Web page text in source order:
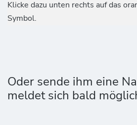
Klicke dazu unten rechts auf das
Symbol.
Oder sende ihm eine
meldet sich bald